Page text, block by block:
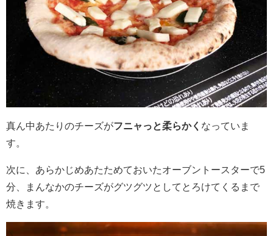
真ん中あたりのチーズがフニャっと柔らかく なっていま
す。
次に、あらかじめあたためておいたオーブントースターで5
分、まんなかのチーズがグツグツとしてとろけてくるまで
焼きます。